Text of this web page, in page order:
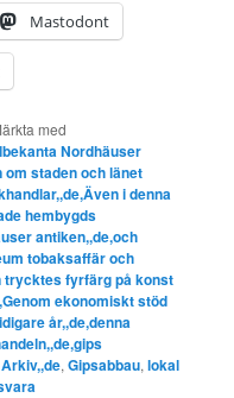
Mastodont
med
Nordhäuser
staden och länet
i denna
hembygds
antiken,,de,och
tobaksaffär och
trycktes fyrfärg på konst
ekonomiskt stöd
år,,de,denna
,Gipsabbau,lokal